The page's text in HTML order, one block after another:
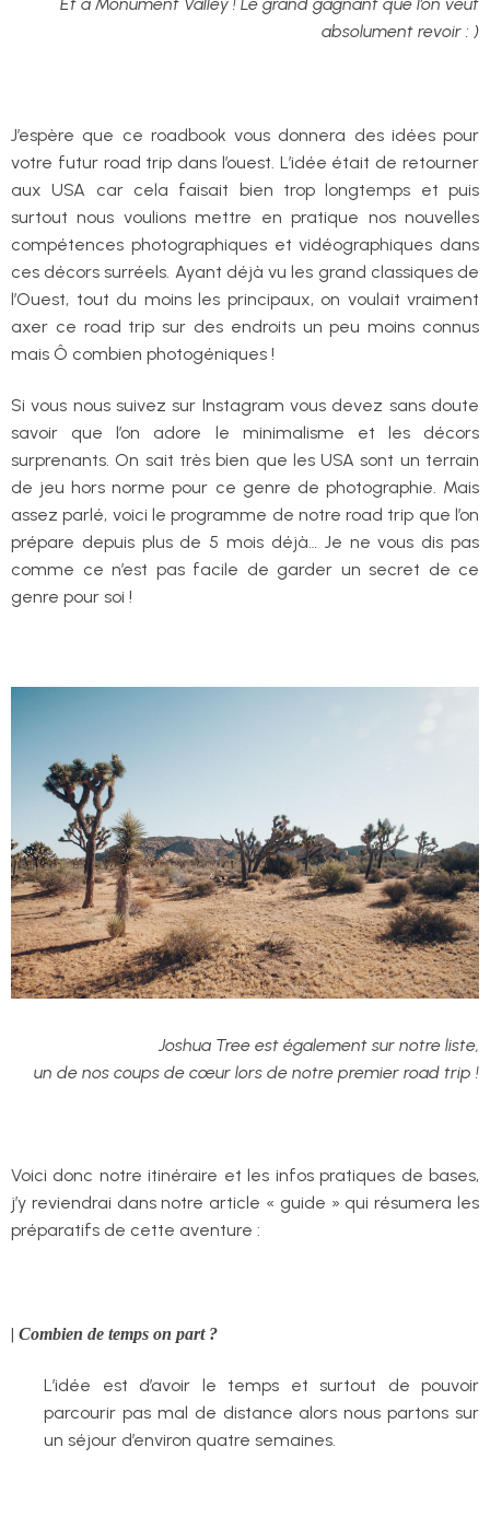
absolument revoir : )
J’espère que ce roadbook vous donnera des idées pour
votre futur road trip dans l’ouest. L’idée était de retourner
aux USA car cela faisait bien trop longtemps et puis
surtout nous voulions mettre en pratique nos nouvelles
compétences photographiques et vidéographiques dans
ces décors surréels. Ayant déjà vu les grand classiques de
l’Ouest, tout du moins les principaux, on voulait vraiment
axer ce road trip sur des endroits un peu moins connus
mais Ô combien photogéniques !
Si vous nous suivez sur Instagram vous devez sans doute
savoir que l’on adore le minimalisme et les décors
surprenants. On sait très bien que les USA sont un terrain
de jeu hors norme pour ce genre de photographie. Mais
assez parlé, voici le programme de notre road trip que l’on
prépare depuis plus de 5 mois déjà… Je ne vous dis pas
comme ce n’est pas facile de garder un secret de ce
genre pour soi !
Joshua Tree est également sur notre liste,
un de nos coups de cœur lors de notre premier road trip !
Voici donc notre itinéraire et les infos pratiques de bases,
j’y reviendrai dans notre article « guide » qui résumera les
préparatifs de cette aventure :
| Combien de temps on part ?
L’idée est d’avoir le temps et surtout de pouvoir
parcourir pas mal de distance alors nous partons sur
un séjour d’environ quatre semaines.